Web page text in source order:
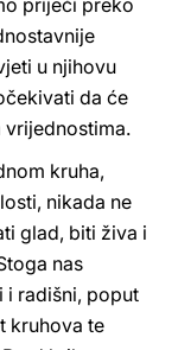
prijeći preko
u njihovu
da će
vrijednostima.
kruha,
nikada ne
glad, biti živa i
nas
i radišni, poput
kruhova te